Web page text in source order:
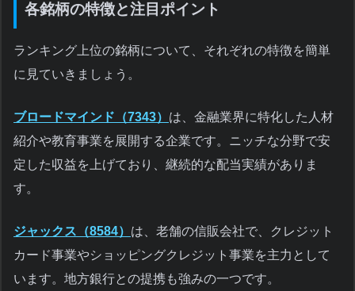
各銘柄の特徴と注目ポイント
ランキング上位の銘柄について、それぞれの特徴を簡単
に見ていきましょう。
ブロードマインド（7343） は、金融業界に特化した人材
紹介や教育事業を展開する企業です。ニッチな分野で安
定した収益を上げており、継続的な配当実績がありま
す。
ジャックス（8584） は、老舗の信販会社で、クレジット
カード事業やショッピングクレジット事業を主力として
います。地方銀行との提携も強みの一つです。